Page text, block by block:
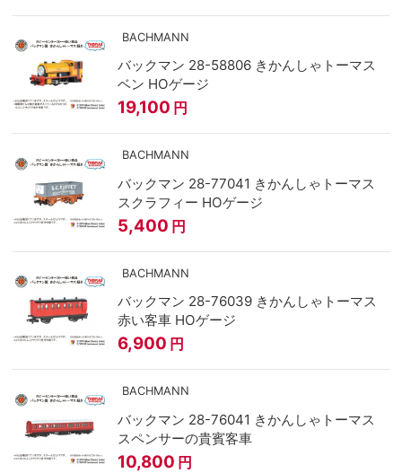
BACHMANN
バックマン 28-58806 きかんしゃトーマス
ベン HOゲージ
19,100 円
BACHMANN
バックマン 28-77041 きかんしゃトーマス
スクラフィー HOゲージ
5,400 円
BACHMANN
バックマン 28-76039 きかんしゃトーマス
赤い客車 HOゲージ
6,900 円
BACHMANN
バックマン 28-76041 きかんしゃトーマス
スペンサーの貴賓客車
10,800 円